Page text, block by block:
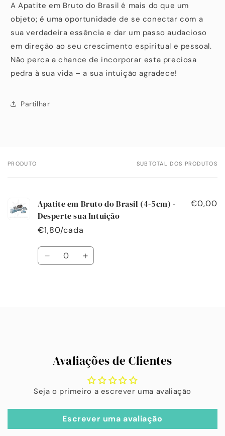
A Apatite em Bruto do Brasil é mais do que um
objeto; é uma oportunidade de se conectar com a
sua verdadeira essência e dar um passo audacioso
em direção ao seu crescimento espiritual e pessoal.
Não perca a chance de incorporar esta preciosa
pedra à sua vida – a sua intuição agradece!
Partilhar
O
PRODUTO SUBTOTAL DOS PRODUTOS
Apatite em Bruto do Brasil (4-5cm) -
Desperte sua Intuição
€1,80/cada
€0,00
Quantidade
Diminuir
Aumentar
Avaliações de Clientes
Seja o primeiro a escrever uma avaliação
Escrever uma avaliação